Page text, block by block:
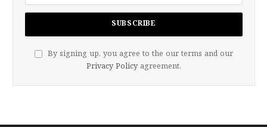
By signing up, you agree to the our terms and our
Privacy Policy agreement.